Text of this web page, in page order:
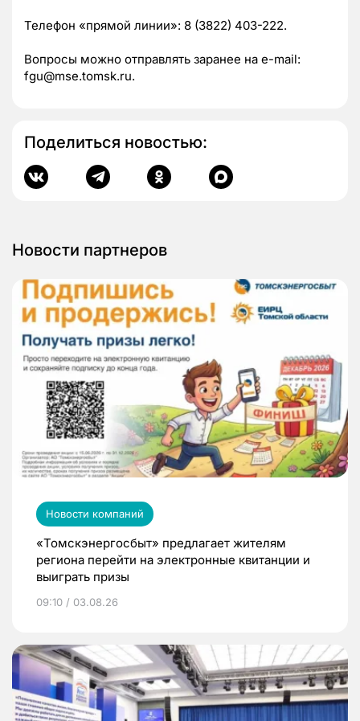
Телефон «прямой линии»: 8 (3822) 403-222.
Вопросы можно отправлять заранее на e-mail:
fgu@mse.tomsk.ru.
Поделиться новостью:
Новости партнеров
Новости компаний
«Томскэнергосбыт» предлагает жителям
региона перейти на электронные квитанции и
выиграть призы
09:10 / 03.08.26